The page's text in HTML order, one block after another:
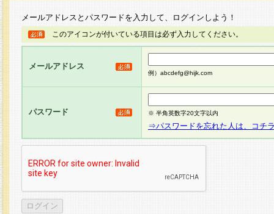
メールアドレスとパスワードを入力して、ログインしよう！
このアイコンが付いている項目は必ず入力してください。
メールアドレス
例）abcdefg@hijk.com
パスワード ※ 半角英数字20文字以内
⇒パスワードを忘れた人は、コチ